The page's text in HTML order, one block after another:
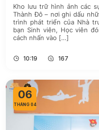
Kho lưu trữ hình ảnh các
Thành Đô – nơi ghi dấu
trình phát triển của Nhà
bạn Sinh viên, Học viên
cách nhấn vào […]
10:19 167
06
THÁNG 04